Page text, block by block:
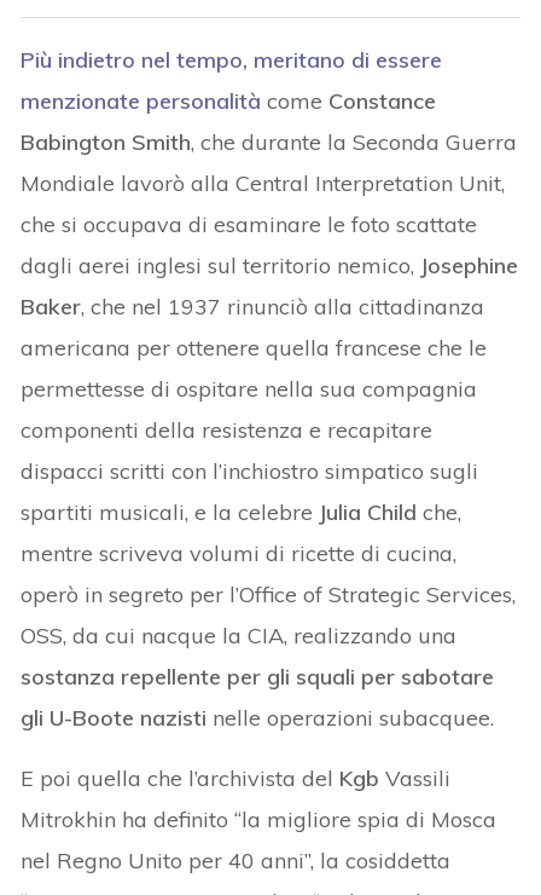
Più indietro nel tempo, meritano di essere
menzionate personalità come Constance
Babington Smith, che durante la Seconda Guerra
Mondiale lavorò alla Central Interpretation Unit,
che si occupava di esaminare le foto scattate
dagli aerei inglesi sul territorio nemico, Josephine
Baker, che nel 1937 rinunciò alla cittadinanza
americana per ottenere quella francese che le
permettesse di ospitare nella sua compagnia
componenti della resistenza e recapitare
dispacci scritti con l’inchiostro simpatico sugli
spartiti musicali, e la celebre Julia Child che,
mentre scriveva volumi di ricette di cucina,
operò in segreto per l’Office of Strategic Services,
OSS, da cui nacque la CIA, realizzando una
sostanza repellente per gli squali per sabotare
gli U-Boote nazisti nelle operazioni subacquee.
E poi quella che l’archivista del Kgb Vassili
Mitrokhin ha definito “la migliore spia di Mosca
nel Regno Unito per 40 anni”, la cosiddetta